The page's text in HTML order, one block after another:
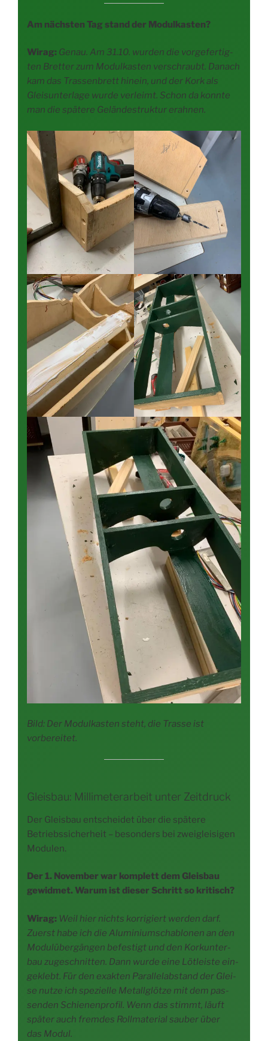
Am nächs­ten Tag stand der Modulkasten?
Wirag: Genau. Am 31.10. wur­den die vor­ge­fer­tig­
ten Bret­ter zum Modul­kas­ten ver­schraubt. Danach
kam das Tras­sen­brett hin­ein, und der Kork als
Gleis­un­ter­la­ge wur­de ver­leimt. Schon da konn­te
man die spä­te­re Gelän­de­struk­tur erahnen.
Bild: Der Modul­kas­ten steht, die Tras­se ist
vorbereitet.
Gleisbau: Millimeterarbeit unter Zeitdruck
Der Gleis­bau ent­schei­det über die spä­te­re
Betriebs­si­cher­heit – beson­ders bei zwei­glei­si­gen
Modulen.
Der 1. Novem­ber war kom­plett dem Gleis­bau
gewid­met. War­um ist die­ser Schritt so kritisch?
Wirag: Weil hier nichts kor­ri­giert wer­den darf.
Zuerst habe ich die Alu­mi­ni­um­scha­blo­nen an den
Modul­über­gän­gen befes­tigt und den Kork­un­ter­
bau zuge­schnit­ten. Dann wur­de eine Löt­leis­te ein­
ge­klebt. Für den exak­ten Par­al­lel­ab­stand der Glei­
se nut­ze ich spe­zi­el­le Metall­glöt­ze mit dem pas­
sen­den Schie­nen­pro­fil. Wenn das stimmt, läuft
spä­ter auch frem­des Roll­ma­te­ri­al sau­ber über
das Modul.